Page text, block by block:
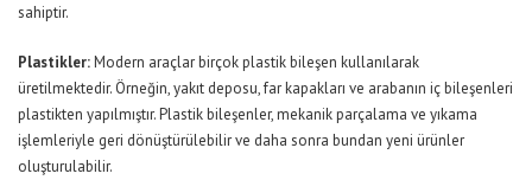
sahiptir.
Plastikler:Modern araçlar birçok plastik bileşen kullanılarak
üretilmektedir. Örneğin, yakıt deposu, far kapakları ve arabanın iç bileşenleri
plastikten yapılmıştır. Plastik bileşenler, mekanik parçalama ve yıkama
işlemleriyle geri dönüştürülebilir ve daha sonra bundan yeni ürünler
oluşturulabilir.